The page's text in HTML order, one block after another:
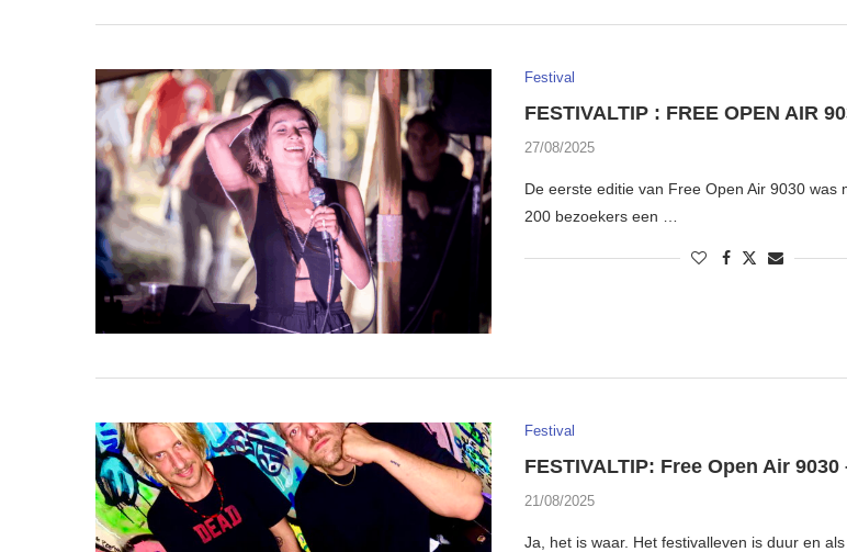
Festival
FESTIVALTIP : FREE OPEN AIR
27/08/2025
De eerste editie van Free Open Air 9030 was
200 bezoekers een …
Festival
FESTIVALTIP: Free Open Air 9030
21/08/2025
Ja, het is waar. Het festivalleven is duur en